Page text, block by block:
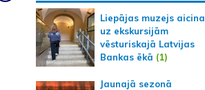
Liepājas muzejs aicina
uz ekskursijām
vēsturiskajā Latvijas
Bankas ēkā (1)
Jaunajā sezonā